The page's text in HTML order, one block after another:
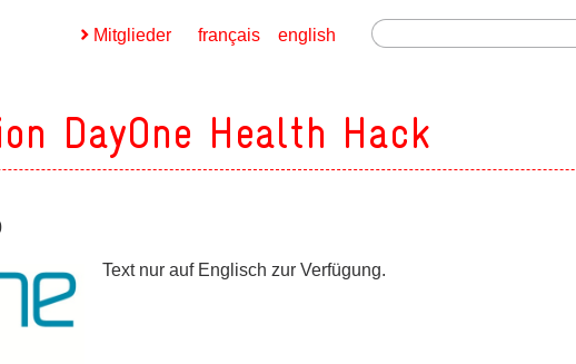
english
français
Mitglieder
DayOne Health Hack
Text nur auf Englisch zur Verfügung.